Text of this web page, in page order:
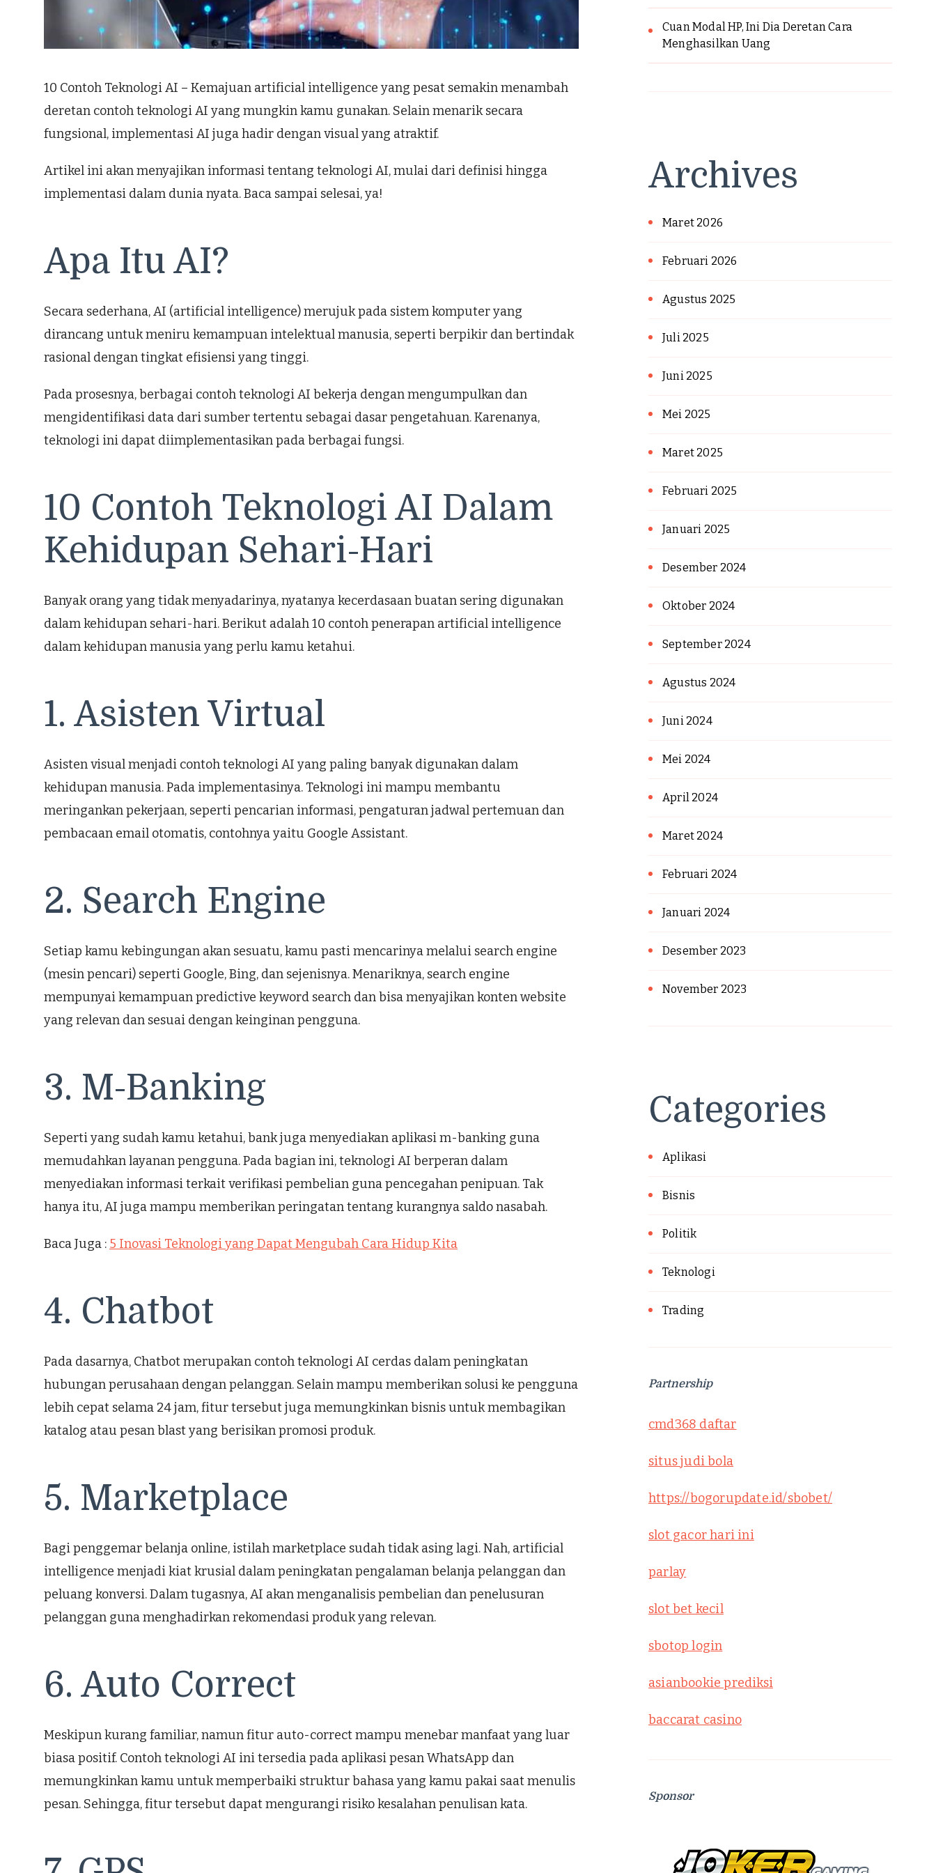
10 Contoh Teknologi AI – Kemajuan artificial intelligence yang pesat semakin menambah
deretan contoh teknologi AI yang mungkin kamu gunakan. Selain menarik secara
fungsional, implementasi AI juga hadir dengan visual yang atraktif.
Artikel ini akan menyajikan informasi tentang teknologi AI, mulai dari definisi hingga
implementasi dalam dunia nyata. Baca sampai selesai, ya!
Apa Itu AI?
Secara sederhana, AI (artificial intelligence) merujuk pada sistem komputer yang
dirancang untuk meniru kemampuan intelektual manusia, seperti berpikir dan bertindak
rasional dengan tingkat efisiensi yang tinggi.
Pada prosesnya, berbagai contoh teknologi AI bekerja dengan mengumpulkan dan
mengidentifikasi data dari sumber tertentu sebagai dasar pengetahuan. Karenanya,
teknologi ini dapat diimplementasikan pada berbagai fungsi.
10 Contoh Teknologi AI Dalam
Kehidupan Sehari-Hari
Banyak orang yang tidak menyadarinya, nyatanya kecerdasaan buatan sering digunakan
dalam kehidupan sehari-hari. Berikut adalah 10 contoh penerapan artificial intelligence
dalam kehidupan manusia yang perlu kamu ketahui.
1. Asisten Virtual
Asisten visual menjadi contoh teknologi AI yang paling banyak digunakan dalam
kehidupan manusia. Pada implementasinya. Teknologi ini mampu membantu
meringankan pekerjaan, seperti pencarian informasi, pengaturan jadwal pertemuan dan
pembacaan email otomatis, contohnya yaitu Google Assistant.
2. Search Engine
Setiap kamu kebingungan akan sesuatu, kamu pasti mencarinya melalui search engine
(mesin pencari) seperti Google, Bing, dan sejenisnya. Menariknya, search engine
mempunyai kemampuan predictive keyword search dan bisa menyajikan konten website
yang relevan dan sesuai dengan keinginan pengguna.
3. M-Banking
Seperti yang sudah kamu ketahui, bank juga menyediakan aplikasi m-banking guna
memudahkan layanan pengguna. Pada bagian ini, teknologi AI berperan dalam
menyediakan informasi terkait verifikasi pembelian guna pencegahan penipuan. Tak
hanya itu, AI juga mampu memberikan peringatan tentang kurangnya saldo nasabah.
Baca Juga : 5 Inovasi Teknologi yang Dapat Mengubah Cara Hidup Kita
4. Chatbot
Pada dasarnya, Chatbot merupakan contoh teknologi AI cerdas dalam peningkatan
hubungan perusahaan dengan pelanggan. Selain mampu memberikan solusi ke pengguna
lebih cepat selama 24 jam, fitur tersebut juga memungkinkan bisnis untuk membagikan
katalog atau pesan blast yang berisikan promosi produk.
5. Marketplace
Bagi penggemar belanja online, istilah marketplace sudah tidak asing lagi. Nah, artificial
intelligence menjadi kiat krusial dalam peningkatan pengalaman belanja pelanggan dan
peluang konversi. Dalam tugasnya, AI akan menganalisis pembelian dan penelusuran
pelanggan guna menghadirkan rekomendasi produk yang relevan.
6. Auto Correct
Meskipun kurang familiar, namun fitur auto-correct mampu menebar manfaat yang luar
biasa positif. Contoh teknologi AI ini tersedia pada aplikasi pesan WhatsApp dan
memungkinkan kamu untuk memperbaiki struktur bahasa yang kamu pakai saat menulis
pesan. Sehingga, fitur tersebut dapat mengurangi risiko kesalahan penulisan kata.
Cuan Modal HP, Ini Dia Deretan Cara
Menghasilkan Uang
Archives
Maret 2026
Februari 2026
Agustus 2025
Juli 2025
Juni 2025
Mei 2025
Maret 2025
Februari 2025
Januari 2025
Desember 2024
Oktober 2024
September 2024
Agustus 2024
Juni 2024
Mei 2024
April 2024
Maret 2024
Februari 2024
Januari 2024
Desember 2023
November 2023
Categories
Aplikasi
Bisnis
Politik
Teknologi
Trading
Partnership
cmd368 daftar
situs judi bola
https://bogorupdate.id/sbobet/
slot gacor hari ini
parlay
slot bet kecil
sbotop login
asianbookie prediksi
baccarat casino
Sponsor